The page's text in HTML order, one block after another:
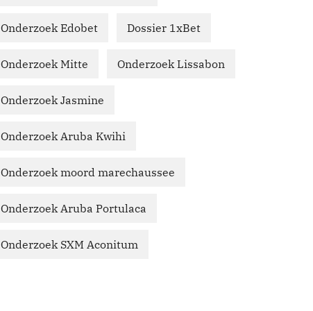
Onderzoek Edobet Dossier 1xBet
Onderzoek Mitte Onderzoek Lissabon
Onderzoek Jasmine
Onderzoek Aruba Kwihi
Onderzoek moord marechaussee
Onderzoek Aruba Portulaca
Onderzoek SXM Aconitum